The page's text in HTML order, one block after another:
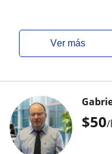
ver más
$50/